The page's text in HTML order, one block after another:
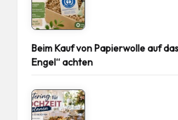
Beim Kauf von Papierwolle auf
Engel“ achten